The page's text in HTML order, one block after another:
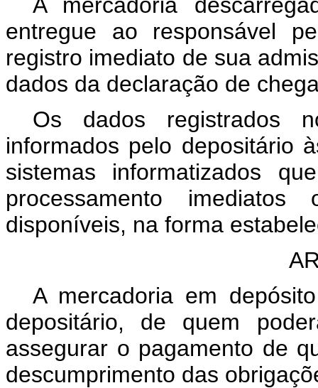
entregue ao responsável
registro imediato de sua
dados da declaração de
Os dados registrados
informados pelo depositário
sistemas informatizados
processamento
disponíveis, na forma
A mercadoria em
depositário, de quem
assegurar o pagamento de
descumprimento das